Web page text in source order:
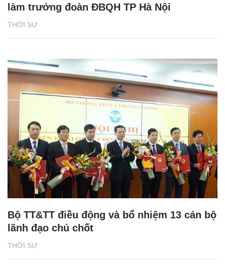
THỜI SỰ
làm trưởng đoàn ĐBQH TP Hà Nội
THỜI SỰ
Bộ TT&TT điều động và bổ nhiệm 13 cán bộ
lãnh đạo chủ chốt